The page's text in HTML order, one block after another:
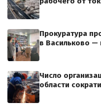
Прокуратура
в Васильково —
Число
области